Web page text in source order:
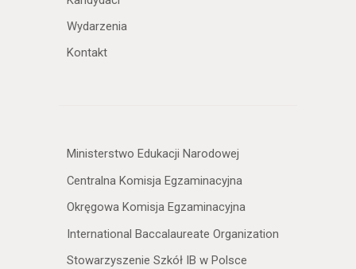
Wydarzenia
Kontakt
Ministerstwo Edukacji Narodowej
Centralna Komisja Egzaminacyjna
Okręgowa Komisja Egzaminacyjna
International Baccalaureate Organization
Stowarzyszenie Szkół IB w Polsce